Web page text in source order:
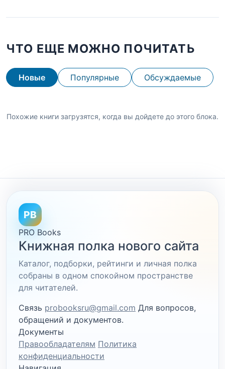
ЧТО ЕЩЕ МОЖНО ПОЧИТАТЬ
Новые Популярные Обсуждаемые
Похожие книги загрузятся, когда вы дойдете до этого блока.
PB
PRO Books
Книжная полка нового сайта
Каталог, подборки, рейтинги и личная полка
собраны в одном спокойном пространстве
для читателей.
Связь probooksru@gmail.com Для вопросов,
обращений и документов.
Документы
Правообладателям Политика
конфиденциальности